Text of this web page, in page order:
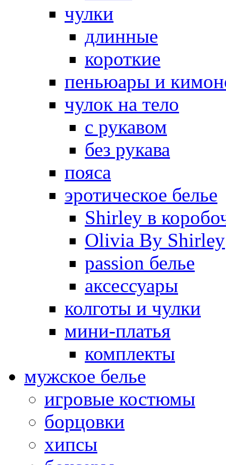
чулки
длинные
короткие
пеньюары и
чулок на тело
с рукавом
без рукава
пояса
эротическое белье
Shirley в
Olivia By Shirley
passion белье
аксессуары
колготы и чулки
мини-платья
комплекты
мужское белье
игровые костюмы
борцовки
хипсы